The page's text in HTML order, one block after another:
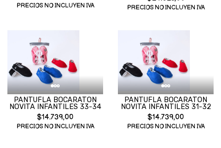
PRECIOS NO INCLUYEN IVA PRECIOS NO INCLUYEN IVA
PANTUFLA BOCARATON
NOVITA INFANTILES 33-34
$14.739,00
PRECIOS NO INCLUYEN IVA
PANTUFLA BOCARATON
NOVITA INFANTILES 31-32
$14.739,00
PRECIOS NO INCLUYEN IVA